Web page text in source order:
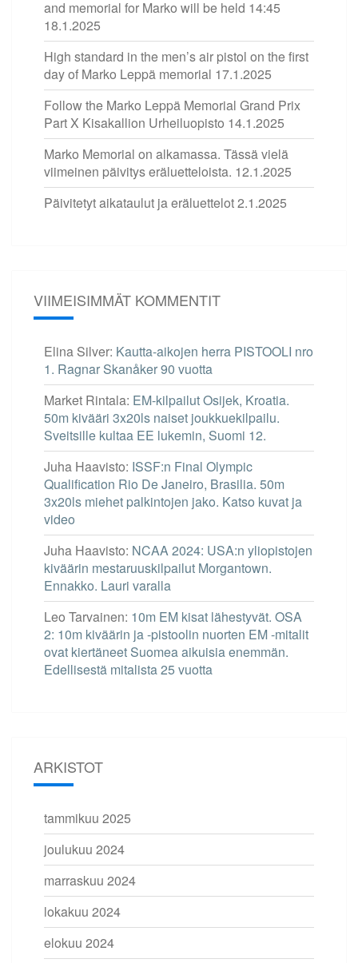
and memorial for Marko will be held 14:45
18.1.2025
High standard in the men’s air pistol on the first
day of Marko Leppä memorial 17.1.2025
Follow the Marko Leppä Memorial Grand Prix
Part X Kisakallion Urheiluopisto 14.1.2025
Marko Memorial on alkamassa. Tässä vielä
viimeinen päivitys eräluetteloista. 12.1.2025
Päivitetyt aikataulut ja eräluettelot2.1.2025
VIIMEISIMMÄT KOMMENTIT
Elina Silver: Kautta-aikojen herra PISTOOLI nro
1. Ragnar Skanåker 90 vuotta
Market Rintala: EM-kilpailut Osijek, Kroatia.
50m kivääri 3x20ls naiset joukkuekilpailu.
Sveitsille kultaa EE lukemin, Suomi 12.
Juha Haavisto: ISSF:n Final Olympic
Qualification Rio De Janeiro, Brasilia. 50m
3x20ls miehet palkintojen jako. Katso kuvat ja
video
Juha Haavisto: NCAA 2024: USA:n yliopistojen
kiväärin mestaruuskilpailut Morgantown.
Ennakko. Lauri varalla
Leo Tarvainen: 10m EM kisat lähestyvät. OSA
2: 10m kiväärin ja -pistoolin nuorten EM -mitalit
ovat kiertäneet Suomea aikuisia enemmän.
Edellisestä mitalista 25 vuotta
ARKISTOT
tammikuu 2025
joulukuu 2024
marraskuu 2024
lokakuu 2024
elokuu 2024